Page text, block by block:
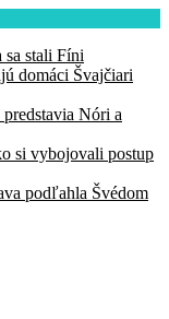
stali Fíni
domáci Švajčiari
Nóri a
si vybojovali postup
podľahla Švédom